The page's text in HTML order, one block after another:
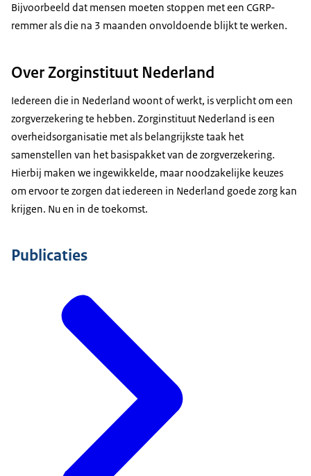
Bijvoorbeeld dat mensen moeten stoppen met een CGRP-
remmer als die na 3 maanden onvoldoende blijkt te werken.
Over Zorginstituut Nederland
Iedereen die in Nederland woont of werkt, is verplicht om een
zorgverzekering te hebben. Zorginstituut Nederland is een
overheidsorganisatie met als belangrijkste taak het
samenstellen van het basispakket van de zorgverzekering.
Hierbij maken we ingewikkelde, maar noodzakelijke keuzes
om ervoor te zorgen dat iedereen in Nederland goede zorg kan
krijgen. Nu en in de toekomst.
Publicaties